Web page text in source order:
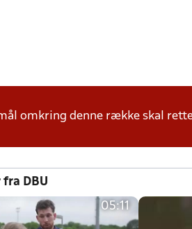
omkring denne række skal
fra DBU
05:11